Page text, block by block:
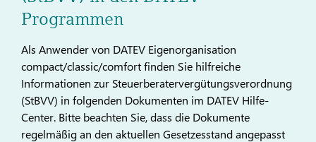
Programmen
Als Anwender von DATEV Eigenorganisation
compact/classic/comfort finden Sie hilfreiche
Informationen zur Steuerberatervergütungsverordnung
(StBVV) in folgenden Dokumenten im DATEV Hilfe-
Center. Bitte beachten Sie, dass die Dokumente
regelmäßig an den aktuellen Gesetzesstand angepasst